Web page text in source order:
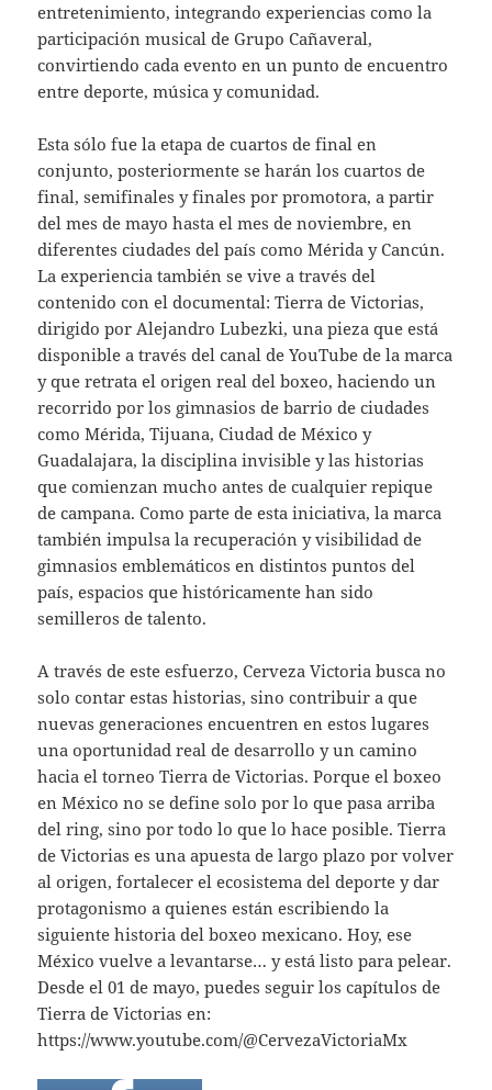
entretenimiento, integrando experiencias como la
participación musical de Grupo Cañaveral,
convirtiendo cada evento en un punto de encuentro
entre deporte, música y comunidad.
Esta sólo fue la etapa de cuartos de final en
conjunto, posteriormente se harán los cuartos de
final, semifinales y finales por promotora, a partir
del mes de mayo hasta el mes de noviembre, en
diferentes ciudades del país como Mérida y Cancún.
La experiencia también se vive a través del
contenido con el documental: Tierra de Victorias,
dirigido por Alejandro Lubezki, una pieza que está
disponible a través del canal de YouTube de la marca
y que retrata el origen real del boxeo, haciendo un
recorrido por los gimnasios de barrio de ciudades
como Mérida, Tijuana, Ciudad de México y
Guadalajara, la disciplina invisible y las historias
que comienzan mucho antes de cualquier repique
de campana. Como parte de esta iniciativa, la marca
también impulsa la recuperación y visibilidad de
gimnasios emblemáticos en distintos puntos del
país, espacios que históricamente han sido
semilleros de talento.
A través de este esfuerzo, Cerveza Victoria busca no
solo contar estas historias, sino contribuir a que
nuevas generaciones encuentren en estos lugares
una oportunidad real de desarrollo y un camino
hacia el torneo Tierra de Victorias. Porque el boxeo
en México no se define solo por lo que pasa arriba
del ring, sino por todo lo que lo hace posible. Tierra
de Victorias es una apuesta de largo plazo por volver
al origen, fortalecer el ecosistema del deporte y dar
protagonismo a quienes están escribiendo la
siguiente historia del boxeo mexicano. Hoy, ese
México vuelve a levantarse… y está listo para pelear.
Desde el 01 de mayo, puedes seguir los capítulos de
Tierra de Victorias en:
https://www.youtube.com/@CervezaVictoriaMx